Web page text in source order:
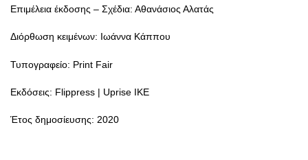
Eπιμέλεια έκδοσης – Σχέδια: Αθανάσιος Αλατάς
Διόρθωση κειμένων: Ιωάννα Κάππου
Τυπογραφείο: Print Fair
Εκδόσεις: Flippress | Uprise IKE
Έτος δημοσίευσης: 2020